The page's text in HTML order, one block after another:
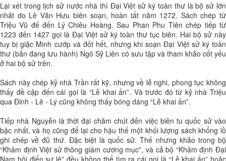
Lại xét trong lịch sử nước nhà thì Đại Việt sử ký toàn thư là bộ sử lớn
nhất do Lê Văn Hưu biên soạn, hoàn tất năm 1272. Sách chép từ
Triệu Vũ đế đến Lý Chiêu Hoàng. Sau Phan Phu Tiên chép tiếp từ
1223 đến 1427 gọi là Đại Việt sử ký toàn thư tục biên. Hai bộ sử này
tuy bị giặc Minh cướp và đốt hết, nhưng khi soạn Đại Việt sử ký toàn
thư (bản đang lưu hành) Ngô Sỹ Liên có sưu tập và tham khảo cốt yếu
ở hai bộ sử trên.
Sách này chép kỷ nhà Trần rất kỹ, nhưng về lễ nghi, phong tục không
thấy đề cập đến cái gọi là “Lễ khai ấn”. Và trước đó từ kỷ nhà Triệu
qua Đinh - Lê - Lý cũng không thấy bóng dáng “Lễ khai ấn”.
Tiếp nhà Nguyễn là thời đại chăm chút đến việc biên tu quốc sử vào
bậc nhất, và họ cũng để lại cho hậu thế một khối lượng sách khổng lồ
ghi chép về đủ thứ. Đặc biệt là quốc sử. Thế nhưng khảo trong bộ
“Khâm định Việt sử thông giám cương mục”, và cả bộ “Khâm định Đại
Nam hội điển sự lệ” đều không thể tìm ra cái gọi là “Lễ khai ấn” hoặc